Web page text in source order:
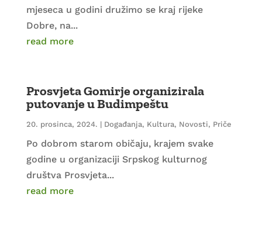
mjeseca u godini družimo se kraj rijeke
Dobre, na...
read more
Prosvjeta Gomirje organizirala
putovanje u Budimpeštu
20. prosinca, 2024. | Događanja, Kultura, Novosti, Priče
Po dobrom starom običaju, krajem svake
godine u organizaciji Srpskog kulturnog
društva Prosvjeta...
read more